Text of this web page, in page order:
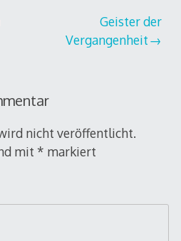
Geister der
Vergangenheit
nicht veröffentlicht.
mit * markiert